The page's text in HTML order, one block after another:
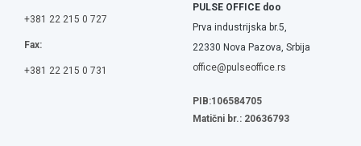
+381 22 215 0 727
Fax:
+381 22 215 0 731
PULSE OFFICE doo
Prva industrijska br.5,
22330 Nova Pazova, Srbija
office@pulseoffice.rs
PIB:106584705
Matični br.: 20636793